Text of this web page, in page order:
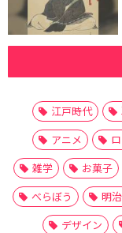
江戸時代
アニメ
雑学
お菓子
べらぼう
明
デザイン